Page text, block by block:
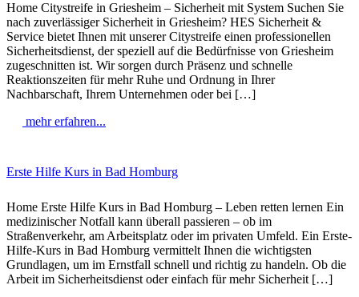
Home Citystreife in Griesheim – Sicherheit mit System Suchen Sie
nach zuverlässiger Sicherheit in Griesheim? HES Sicherheit &
Service bietet Ihnen mit unserer Citystreife einen professionellen
Sicherheitsdienst, der speziell auf die Bedürfnisse von Griesheim
zugeschnitten ist. Wir sorgen durch Präsenz und schnelle
Reaktionszeiten für mehr Ruhe und Ordnung in Ihrer
Nachbarschaft, Ihrem Unternehmen oder bei […]
mehr erfahren...
Erste Hilfe Kurs in Bad Homburg
Home Erste Hilfe Kurs in Bad Homburg – Leben retten lernen Ein
medizinischer Notfall kann überall passieren – ob im
Straßenverkehr, am Arbeitsplatz oder im privaten Umfeld. Ein Erste-
Hilfe-Kurs in Bad Homburg vermittelt Ihnen die wichtigsten
Grundlagen, um im Ernstfall schnell und richtig zu handeln. Ob die
Arbeit im Sicherheitsdienst oder einfach für mehr Sicherheit […]